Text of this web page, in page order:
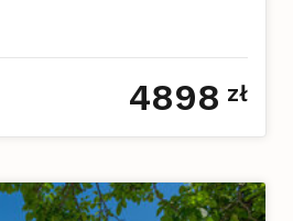
domowe
4898 zł